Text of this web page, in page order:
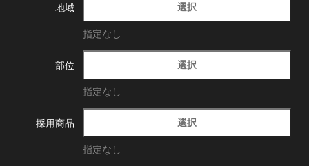
地域 選択
指定なし
部位 選択
指定なし
採用商品 選択
指定なし